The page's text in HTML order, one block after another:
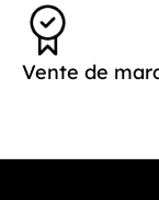
Vente de